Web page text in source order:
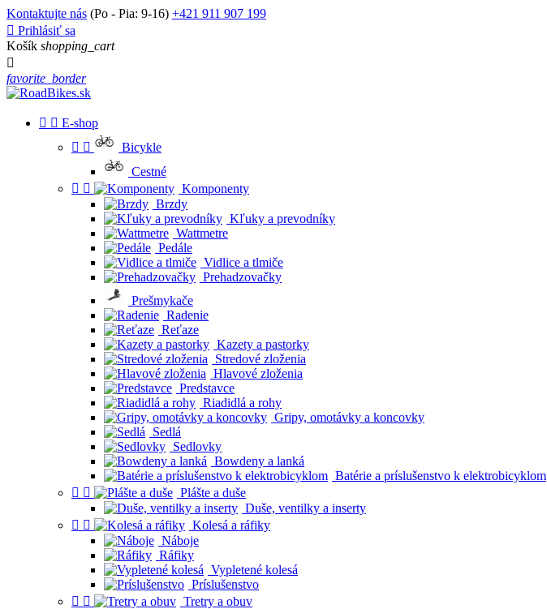
Kontaktujte nás (Po - Pia: 9-16) +421 911 907 199
 Prihlásiť sa
Košík shopping_cart

favorite_border
  E-shop
 
Bicykle
Cestné
 
Komponenty
Brzdy
Kľuky a prevodníky
Wattmetre
Pedále
Vidlice a tlmiče
Prehadzovačky
Prešmykače
Radenie
Reťaze
Kazety a pastorky
Stredové zloženia
Hlavové zloženia
Predstavce
Riadidlá a rohy
Gripy, omotávky a koncovky
Sedlá
Sedlovky
Bowdeny a lanká
Batérie a príslušenstvo k elektrobicyklom
 
Plášte a duše
Duše, ventilky a inserty
 
Kolesá a ráfiky
Náboje
Ráfiky
Vypletené kolesá
Príslušenstvo
 
Tretry a obuv